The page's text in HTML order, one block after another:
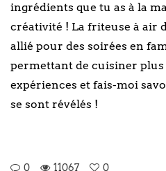
ingrédients que tu as à la
créativité ! La friteuse à air
allié pour des soirées en
permettant de cuisiner plus
expériences et fais-moi
se sont révélés !
0 11067 0